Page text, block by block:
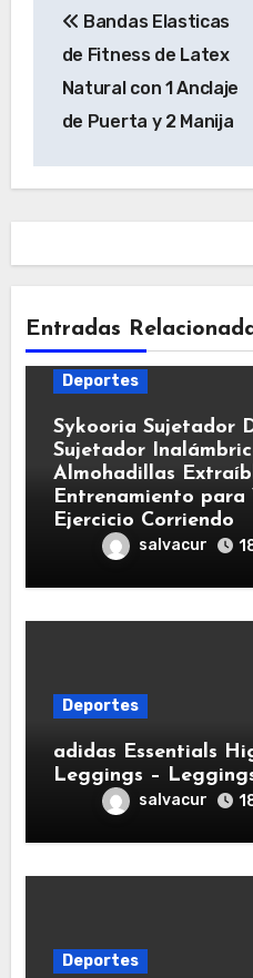
de
entradas
Bandas Elasticas
de Fitness de Latex
Natural con 1 Anclaje
de Puerta y 2 Manija
Entradas
Deportes
Sykooria Sujetador
Sujetador
Almohadillas
Entrenamiento para
Ejercicio Corriendo
salvacur
Deportes
adidas Essentials
Leggings –
salvacur
Deportes